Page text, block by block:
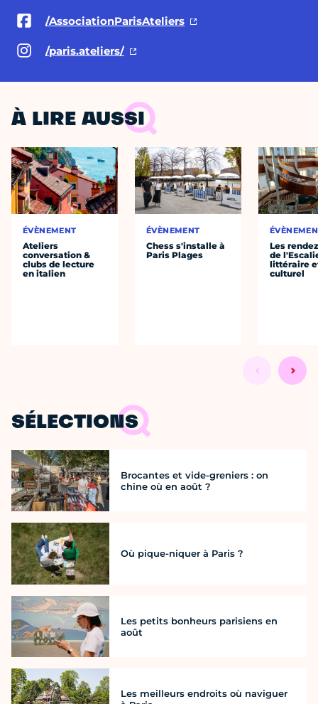
/AssociationParisAteliers
/paris.ateliers/
À LIRE AUSSI
ÉVÈNEMENT
Ateliers
conversation &
clubs de lecture
en italien
ÉVÈNEMENT
Chess s'installe à
Paris Plages
Les
de
littéraire
culturel
SÉLECTIONS
Brocantes et vide-greniers : on
chine où en août ?
Où pique-niquer à Paris ?
Les petits bonheurs parisiens en
août
Les meilleurs endroits où naviguer